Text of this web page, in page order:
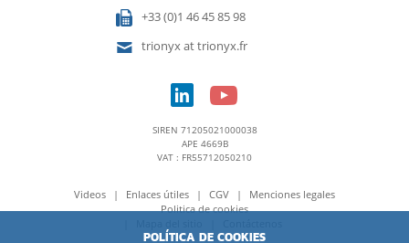
+33 (0)1 46 45 85 98
trionyx at trionyx.fr
SIREN 71205021000038
APE 4669B
VAT : FR55712050210
Videos Enlaces útiles CGV
Menciones legales
Politica de cookies
POLÍTICA DE COOKIES